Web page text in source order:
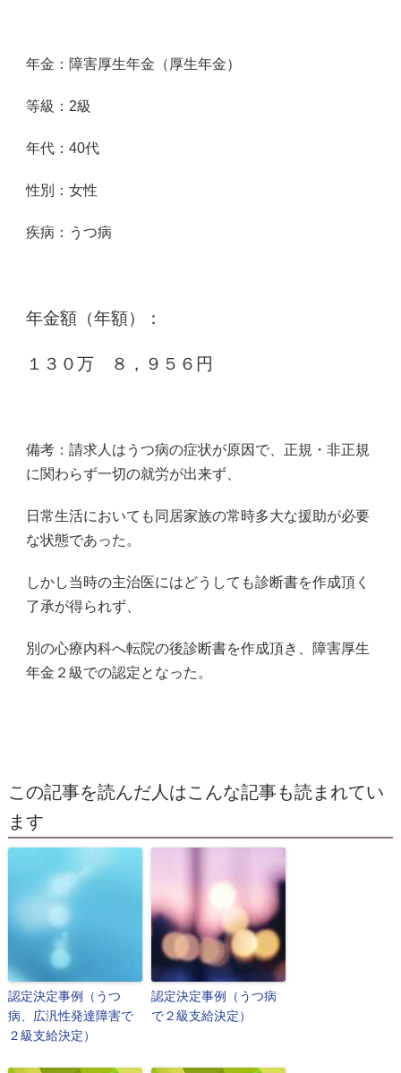
年金：障害厚生年金（厚生年金）
等級：2級
年代：40代
性別：女性
疾病：うつ病
年金額（年額）：
１３０万 ８，９５６ 円
備考：請求人はうつ病の症状が原因で、正規・非正規
に関わらず一切の就労が出来ず、
日常生活においても同居家族の常時多大な援助が必要
な状態であった。
しかし当時の主治医にはどうしても診断書を作成頂く
了承が得られず、
別の心療内科へ転院の後診断書を作成頂き、 障害厚生
年金２級での認定となった。
この記事を読んだ人はこんな記事も読まれてい
ます
認定決定事例（うつ
病、広汎性発達障害で
２級支給決定）
認定決定事例（うつ病
で２級支給決定）